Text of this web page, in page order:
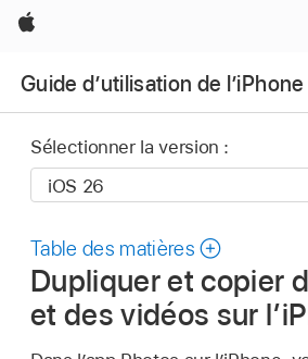
Apple
Guide d’utilisation de l’iPhone
Sélectionner la version :
Table des matières
Dupliquer et copier
et des vidéos sur